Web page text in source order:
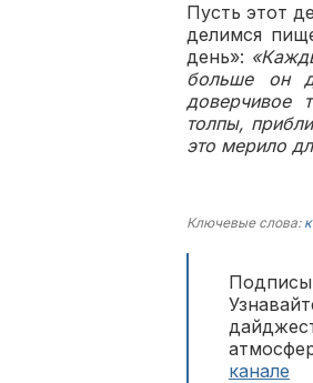
Пусть этот
делимся
день»:
больше он
доверчивое
толпы,
это мерило
Ключевые слова:
канале